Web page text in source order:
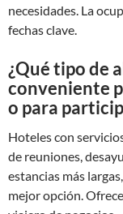
necesidades. La
fechas clave.
¿Qué tipo de
conveniente
o para
Hoteles con
de reuniones,
estancias más
mejor opción.